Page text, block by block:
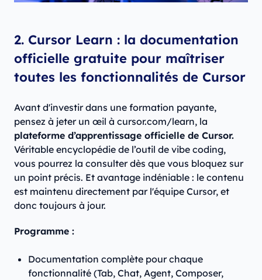
2. Cursor Learn : la documentation
officielle gratuite pour maîtriser
toutes les fonctionnalités de Cursor
Avant d'investir dans une formation payante,
pensez à jeter un œil à cursor.com/learn, la
plateforme d’apprentissage officielle de Cursor.
Véritable encyclopédie de l’outil de vibe coding,
vous pourrez la consulter dès que vous bloquez sur
un point précis. Et avantage indéniable : le contenu
est maintenu directement par l'équipe Cursor, et
donc toujours à jour.
Programme :
Documentation complète pour chaque
fonctionnalité (Tab, Chat, Agent, Composer,